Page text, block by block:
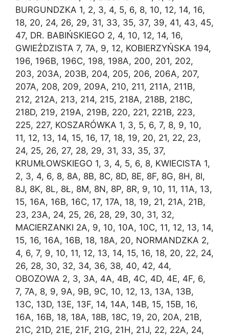
BURGUNDZKA 1, 2, 3, 4, 5, 6, 8, 10, 12, 14, 16,
18, 20, 24, 26, 29, 31, 33, 35, 37, 39, 41, 43, 45,
47, DR. BABIŃSKIEGO 2, 4, 10, 12, 14, 16,
GWIEŹDZISTA 7, 7A, 9, 12, KOBIERZYŃSKA 194,
196, 196B, 196C, 198, 198A, 200, 201, 202,
203, 203A, 203B, 204, 205, 206, 206A, 207,
207A, 208, 209, 209A, 210, 211, 211A, 211B,
212, 212A, 213, 214, 215, 218A, 218B, 218C,
218D, 219, 219A, 219B, 220, 221, 221B, 223,
225, 227, KOSZARÓWKA 1, 3, 5, 6, 7, 8, 9, 10,
11, 12, 13, 14, 15, 16, 17, 18, 19, 20, 21, 22, 23,
24, 25, 26, 27, 28, 29, 31, 33, 35, 37,
KRUMŁOWSKIEGO 1, 3, 4, 5, 6, 8, KWIECISTA 1,
2, 3, 4, 6, 8, 8A, 8B, 8C, 8D, 8E, 8F, 8G, 8H, 8I,
8J, 8K, 8L, 8Ł, 8M, 8N, 8P, 8R, 9, 10, 11, 11A, 13,
15, 16A, 16B, 16C, 17, 17A, 18, 19, 21, 21A, 21B,
23, 23A, 24, 25, 26, 28, 29, 30, 31, 32,
MACIERZANKI 2A, 9, 10, 10A, 10C, 11, 12, 13, 14,
15, 16, 16A, 16B, 18, 18A, 20, NORMANDZKA 2,
4, 6, 7, 9, 10, 11, 12, 13, 14, 15, 16, 18, 20, 22, 24,
26, 28, 30, 32, 34, 36, 38, 40, 42, 44,
OBOZOWA 2, 3, 3A, 4A, 4B, 4C, 4D, 4E, 4F, 6,
7, 7A, 8, 9, 9A, 9B, 9C, 10, 12, 13, 13A, 13B,
13C, 13D, 13E, 13F, 14, 14A, 14B, 15, 15B, 16,
16A, 16B, 18, 18A, 18B, 18C, 19, 20, 20A, 21B,
21C, 21D, 21E, 21F, 21G, 21H, 21J, 22, 22A, 24,